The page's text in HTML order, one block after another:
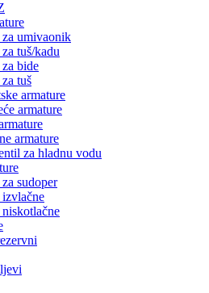
umivaonik
tuš/kadu
bide
tuš
armature
armature
armature
za hladnu vodu
sudoper